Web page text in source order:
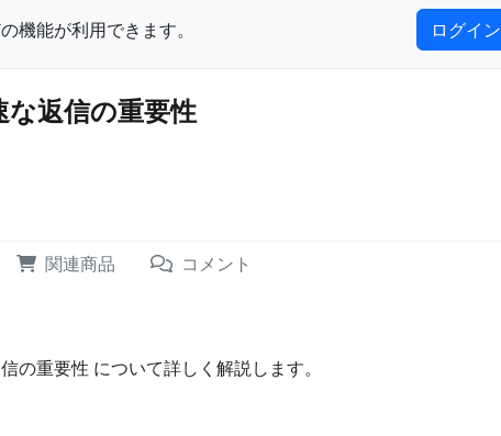
機能が利用できます。 ログイン
返信の重要性
関連商品 コメント
の重要性 について詳しく解説します。